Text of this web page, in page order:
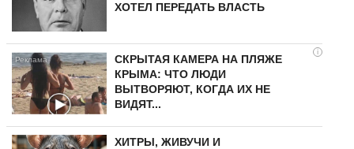
ХОТЕЛ ПЕРЕДАТЬ ВЛАСТЬ
i
СКРЫТАЯ КАМЕРА НА ПЛЯЖЕ
КРЫМА: ЧТО ЛЮДИ
ВЫТВОРЯЮТ, КОГДА ИХ НЕ
ВИДЯТ...
ХИТРЫ, ЖИВУЧИ И